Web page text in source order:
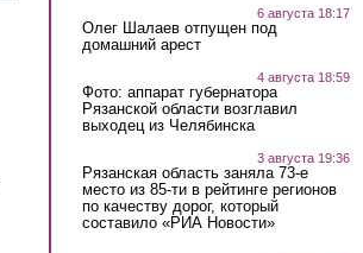
6 августа 18:17
Олег Шалаев отпущен под
домашний арест
4 августа 18:59
Фото: аппарат губернатора
Рязанской области возглавил
выходец из Челябинска
3 августа 19:36
Рязанская область заняла 73-е
место из 85-ти в рейтинге регионов
по качеству дорог, который
составило «РИА Новости»